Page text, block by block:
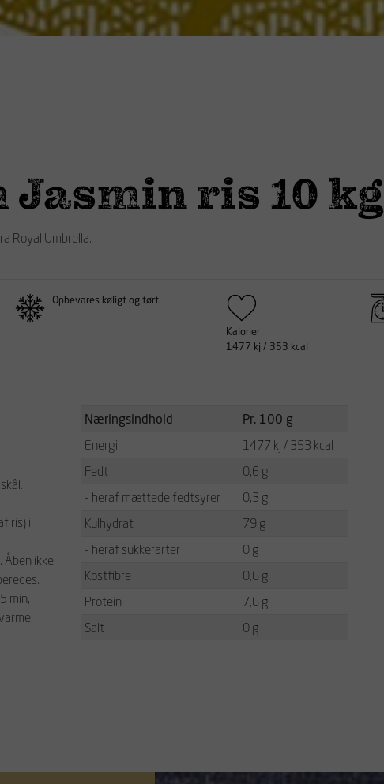
Jasmin ris 10 kg
Royal Umbrella.
Opbevares køligt og tørt.
Kalorier
1477 kj / 353 kcal
ris) i
Åben ikke
min,
Næringsindhold
Pr. 100 g
Energi
1477 kj / 353 kcal
Fedt
0,6 g
- heraf mættede fedtsyrer
0,3 g
Kulhydrat
79 g
- heraf sukkerarter
0 g
Kostfibre
0,6 g
Protein
7,6 g
Salt
0 g